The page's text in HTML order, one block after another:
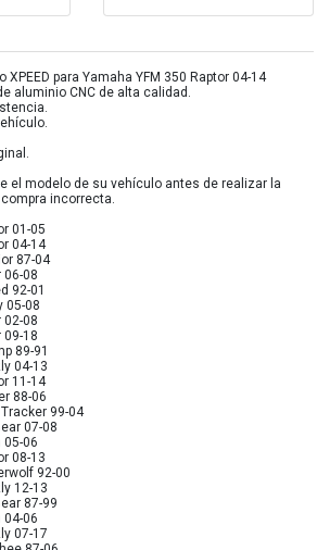
para Yamaha YFM 350 Raptor 04-14
aluminio CNC de alta calidad.
el modelo de su vehículo antes de realizar la
incorrecta.
01-05
04-14
87-04
06-08
92-01
05-08
02-08
09-18
89-91
04-13
11-14
88-06
99-04
07-08
05-06
08-13
92-00
12-13
87-99
04-06
07-17